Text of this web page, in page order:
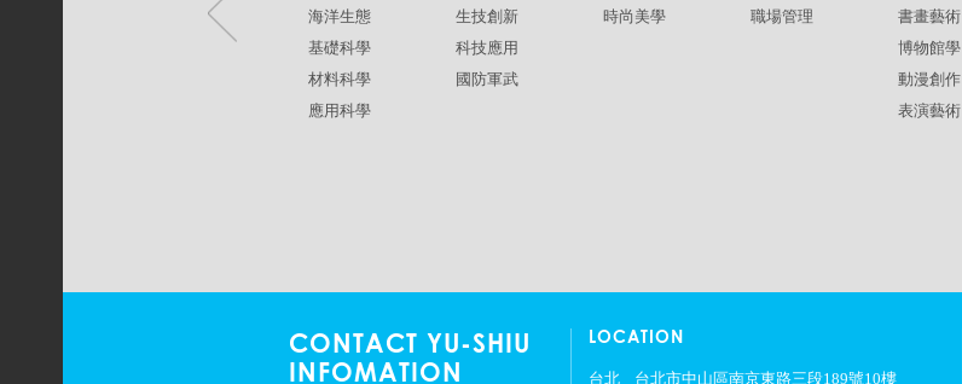
海洋生態
基礎科學
材料科學
應用科學
生技創新
科技應用
國防軍武
時尚美學
職場管理
書畫藝術
博物館學
動漫創作
表演藝術
CONTACT YU-SHIU
INFOMATION
LOCATION
台北 台北市中山區南京東路三段189號10樓